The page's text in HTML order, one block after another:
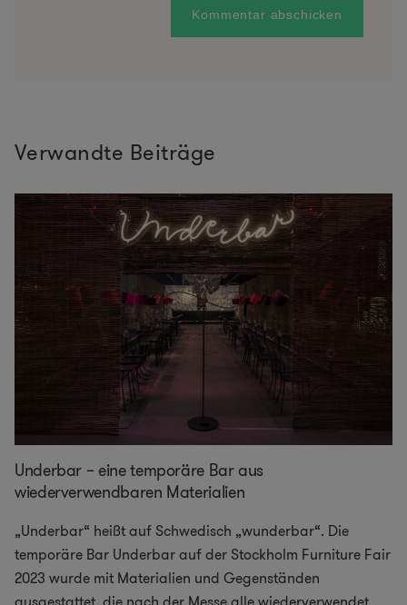
Verwandte Beiträge
Underbar – eine temporäre Bar aus
wiederverwendbaren Materialien
„Underbar“ heißt auf Schwedisch „wunderbar“. Die
temporäre Bar Underbar auf der Stockholm Furniture Fair
2023 wurde mit Materialien und Gegenständen